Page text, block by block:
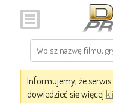
Informujemy, że
dowiedzieć się więcej